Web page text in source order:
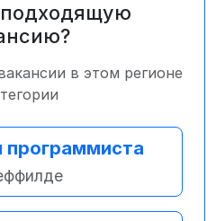
в этом регионе
программиста